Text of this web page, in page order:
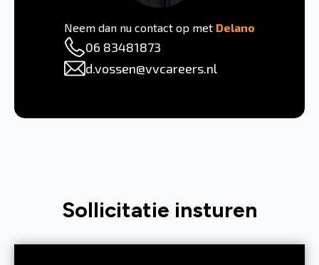
Neem dan nu contact op met Delano
06 83481873
d.vossen@vvcareers.nl
Sollicitatie insturen